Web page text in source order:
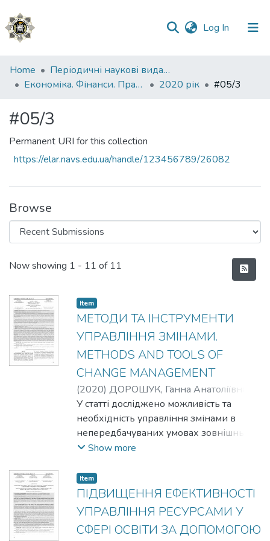
Log In (current)
Communities
&
All of DSpace
Statistics
Home
Періодичні наукові видання НАВС
Економіка. Фінанси. Право.
2020 рік #05/3
#05/3
Permanent URI for this collection
https://elar.navs.edu.ua/handle/123456789/26082
Browse
Recent Submissions
Now showing 1 - 11 of 11
Item
МЕТОДИ ТА ІНСТРУМЕНТИ
УПРАВЛІННЯ ЗМІНАМИ.
METHODS AND TOOLS OF
CHANGE MANAGEMENT
(2020) ДОРОШУК, Ганна Анатоліївна
DOROSHUK, Hanna Anatoliivna;
КОРОБЧУК, Дмитро Миколайович
KOROBCHUK, Dmytro Mykolaiovych
У статті досліджено можливість та
необхідність управління змінами в
непередбачуваних умовах зовнішнього
середовища. Визначено управління
діяльності. Систематизовано види
методів та інструментів змін за
характером впливу, залежно від
термінів реалізації, від об’єктів змін, від
моделі підприємства та доповнено
Show more
Item
ПІДВИЩЕННЯ ЕФЕКТИВНОСТІ
УПРАВЛІННЯ РЕСУРСАМИ У
СФЕРІ ОСВІТИ ЗА ДОПОМОГОЮ